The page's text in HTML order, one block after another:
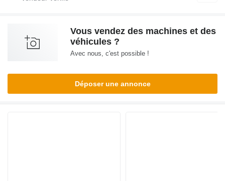
Vous vendez des machines et des
véhicules ?
Avec nous, c'est possible !
Déposer une annonce